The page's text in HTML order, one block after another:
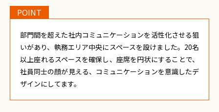
POINT
部門間を超えた社内コミュニケーションを活性化させる狙
いがあり、執務エリア中央にスペースを設けました。20名
以上座れるスペースを確保し、座席を円状にすることで、
社員同士の顔が見える、コミュニケーションを意識したデ
ザインにしてます。